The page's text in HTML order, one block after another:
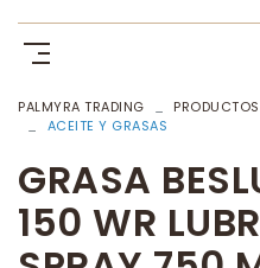
PALMYRA TRADING PRODUCTOS
ACEITE Y GRASAS
GRASA
150 WR